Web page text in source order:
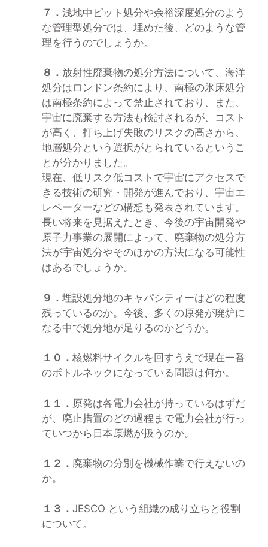
７． 浅地中ピット処分や余裕深度処分のよう
な管理型処分では、埋めた後、どのような管
理を行うのでしょうか。
８． 放射性廃棄物の処分方法について、海洋
処分はロンドン条約により、南極の氷床処分
は南極条約によって禁止されており、また、
宇宙に廃棄する方法も検討されるが、コスト
が高く、打ち上げ失敗のリスクの高さから、
地層処分という選択がとられているというこ
とが分かりました。
現在、低リスク低コストで宇宙にアクセスで
きる技術の研究・開発が進んでおり、宇宙エ
レベーターなどの構想も発表されています。
長い将来を見据えたとき、今後の宇宙開発や
原子力事業の展開によって、廃棄物の処分方
法が宇宙処分やそのほかの方法になる可能性
はあるでしょうか。
９． 埋設処分地のキャパシティーはどの程度
残っているのか。今後、多くの原発が廃炉に
なる中で処分地が足りるのかどうか。
１０． 核燃料サイクルを回すうえで現在一番
のボトルネックになっている問題は何か。
１１． 原発は各電力会社が持っているはずだ
が、廃止措置のどの過程まで電力会社が行っ
ていつから日本原燃が扱うのか。
１２． 廃棄物の分別を機械作業で行えないの
か。
１３． JESCO という組織の成り立ちと役割
について。